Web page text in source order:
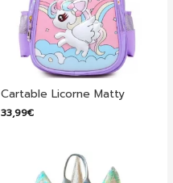
Cartable Licorne Matty
33,99€